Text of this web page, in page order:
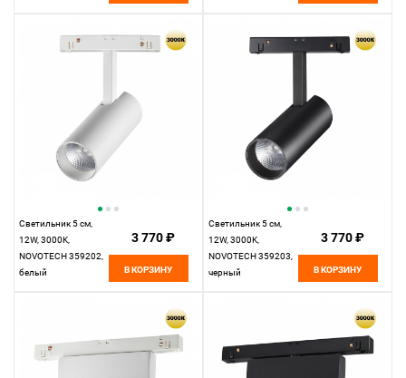
Shino Smal, черный,
Светильник 5 см,
12W, 3000K,
NOVOTECH 359202,
белый
3 770 ₽
В КОРЗИНУ
Светильник 5 см,
12W, 3000K,
NOVOTECH 359203,
черный
3 770 ₽
В КОРЗИНУ